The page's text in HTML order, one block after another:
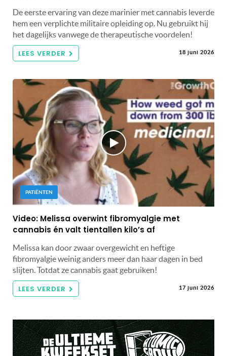
De eerste ervaring van deze marinier met cannabis leverde
hem een ​​verplichte militaire opleiding op. Nu gebruikt hij
het dagelijks vanwege de therapeutische voordelen!
LEES VERDER 18 juni 2026
PATIËNTEN
Video: Melissa overwint fibromyalgie met
cannabis én valt tientallen kilo’s af
Melissa kan door zwaar overgewicht en heftige
fibromyalgie weinig anders meer dan haar dagen in bed
slijten. Totdat ze cannabis gaat gebruiken!
LEES VERDER 17 juni 2026